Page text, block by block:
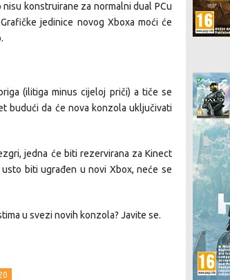
konstruirane za normalni dual PCu
jedinice novog Xboxa moći će
(ilitiga minus cijeloj priči) a tiče se
budući da će nova konzola uključivati
jedna će biti rezervirana za Kinect
biti ugrađen u novi Xbox, neće se
u svezi novih konzola? Javite se.